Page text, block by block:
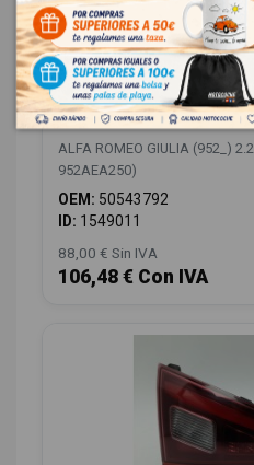
PILOTO TRASERO
50543792
ALFA ROMEO GIULIA (952_)
952AEA250)
OEM: 50543792
ID: 1549011
88,00 € Sin IVA
106,48 € Con IVA